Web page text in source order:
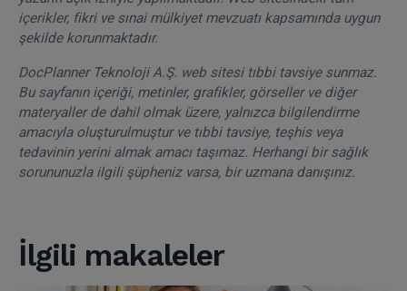
içerikler, fikri ve sınai mülkiyet mevzuatı kapsamında uygun
şekilde korunmaktadır.
DocPlanner Teknoloji A.Ş. web sitesi tıbbi tavsiye sunmaz.
Bu sayfanın içeriği, metinler, grafikler, görseller ve diğer
materyaller de dahil olmak üzere, yalnızca bilgilendirme
amacıyla oluşturulmuştur ve tıbbi tavsiye, teşhis veya
tedavinin yerini almak amacı taşımaz. Herhangi bir sağlık
sorununuzla ilgili şüpheniz varsa, bir uzmana danışınız.
İlgili makaleler